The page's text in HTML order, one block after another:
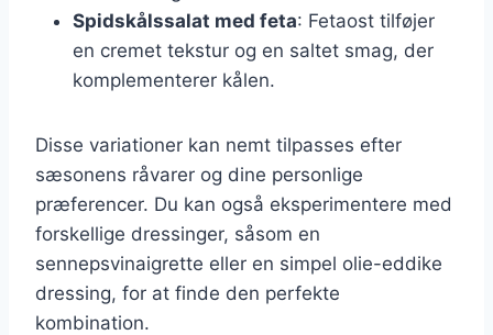
Spidskålssalat med feta: Fetaost tilføjer
en cremet tekstur og en saltet smag, der
komplementerer kålen.
Disse variationer kan nemt tilpasses efter
sæsonens råvarer og dine personlige
præferencer. Du kan også eksperimentere med
forskellige dressinger, såsom en
sennepsvinaigrette eller en simpel olie-eddike
dressing, for at finde den perfekte
kombination.